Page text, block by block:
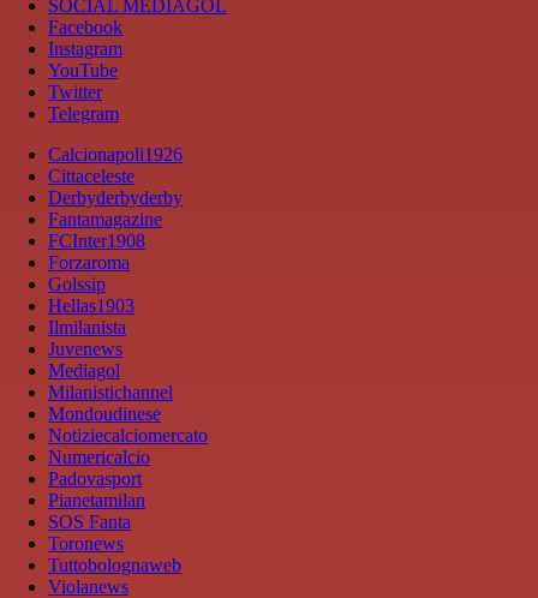
SOCIAL MEDIAGOL
Facebook
Instagram
YouTube
Twitter
Telegram
Calcionapoli1926
Cittaceleste
Derbyderbyderby
Fantamagazine
FCInter1908
Forzaroma
Golssip
Hellas1903
Ilmilanista
Juvenews
Mediagol
Milanistichannel
Mondoudinese
Notiziecalciomercato
Numericalcio
Padovasport
Pianetamilan
SOS Fanta
Toronews
Tuttobolognaweb
Violanews